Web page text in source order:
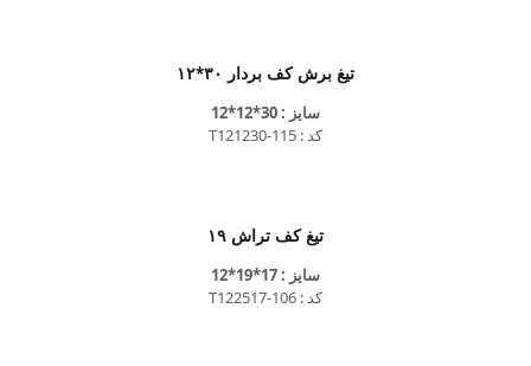
تیغ برش کف بردار ۳۰*۱۲
سایز : 30*12*12
کد : T121230-115
تیغ کف تراش ۱۹
سایز : 17*19*12
کد : T122517-106